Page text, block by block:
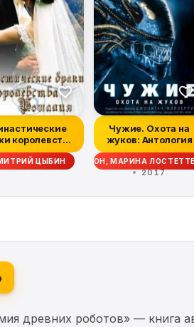
королевства
Рошалия
ЦЫБИН
Чужие. Охота на
жуков: Антология
ДЭЙВ ВОЛВЕРТОН, МАРИНА
2017
древних роботов» — книга